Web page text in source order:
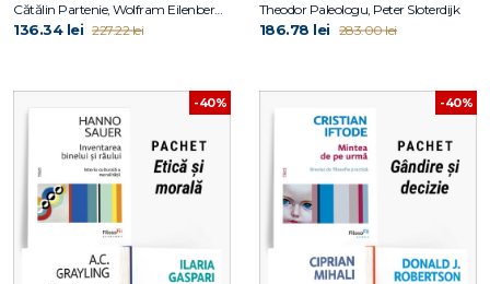
Cătălin Partenie, Wolfram Eilenberger, Hanno Sauer
136.34 lei 227.22 lei
Theodor Paleologu, Peter Sloterdijk
186.78 lei 283.00 lei
-40% -40%